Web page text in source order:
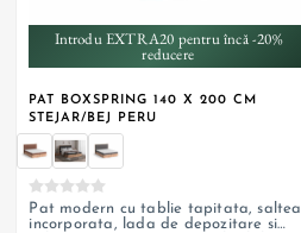
Introdu EXTRA20 pentru încă -20%
reducere
PAT BOXSPRING 140 X 200 CM
STEJAR/BEJ PERU
+ 1
Pat modern cu tablie tapitata, saltea
incorporata, lada de depozitare si